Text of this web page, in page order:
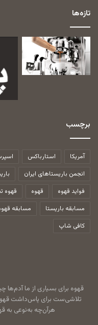
تازه‌ها
برچسب
آمریکا استارباکس
انجمن باریستاهای ایران
فواید قهوه
قهوه قهوه
مسابقه باریستا
مسابقه
کافی شاپ
قهوه برای بسیاری از ما
تلاشی‌ست برای پاس‌داشت قهوه،
هرآن‌چه به‌نوعی به